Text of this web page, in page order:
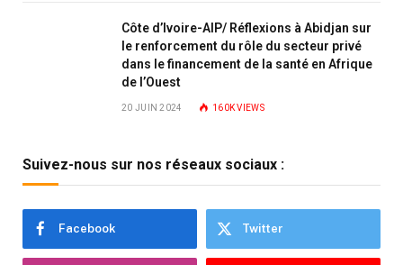
Côte d’Ivoire-AIP/ Réflexions à Abidjan sur
le renforcement du rôle du secteur privé
dans le financement de la santé en Afrique
de l’Ouest
20 JUIN 2024 160KVIEWS
Suivez-nous sur nos réseaux sociaux :
Facebook Twitter